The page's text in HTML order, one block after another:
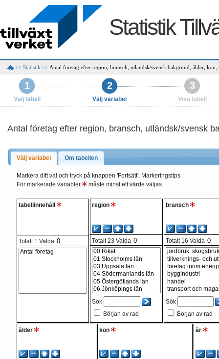
Statistik
>> Statistik >> Antal företag efter region, bransch, utländsk/svensk bakgrund, ålder,
1
Välj tabell
2
Välj variabel
3
Visa tabell
Antal företag efter region, bransch, utländsk/svensk
Välj variabel Om tabellen
Markera ditt val och tryck på knappen 'Fortsätt'. Markeringstips
För markerade variabler
måste minst ett värde väljas
tabellinnehåll
Totalt 1 Valda
region
Totalt 23 Valda
Sök
Början av rad
bransch
Totalt 16 Valda
Sök
Början av rad
ålder kön år